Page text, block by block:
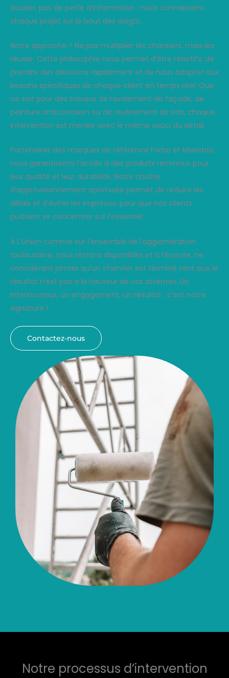
dossier, pas de perte d’information : nous connaissons
chaque projet sur le bout des doigts.
Notre approche ? Ne pas multiplier les chantiers, mais les
réussir. Cette philosophie nous permet d’être réactifs, de
prendre des décisions rapidement et de nous adapter aux
besoins spécifiques de chaque client en temps réel. Que
ce soit pour des travaux de ravalement de façade, de
peinture anticorrosion ou de revêtement de sols, chaque
intervention est menée avec le même souci du détail.
Partenaires des marques de référence Forbo et Maestria,
nous garantissons l’accès à des produits reconnus pour
leur qualité et leur durabilité. Notre chaîne
d’approvisionnement optimisée permet de réduire les
délais et d’éviter les imprévus, pour que nos clients
puissent se concentrer sur l’essentiel.
À L’Union comme sur l’ensemble de l’agglomération
toulousaine, nous restons disponibles et à l’écoute, ne
considérant jamais qu’un chantier est terminé tant que le
résultat n’est pas à la hauteur de vos attentes. Un
interlocuteur, un engagement, un résultat : c’est notre
signature !
Contactez-nous
Notre processus d’intervention